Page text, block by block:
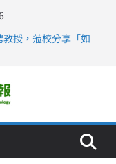
教授，蒞校分享「如
學第5名 辦學實力再
尖大學跨國合作
歐洲盃國際發明展雙
教育創新獲國際肯定